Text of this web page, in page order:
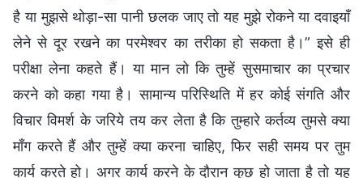
है या मुझसे थोड़ा-सा पानी छलक जाए तो यह मुझे रोकने या दवाइयाँ
लेने से दूर रखने का परमेश्वर का तरीका हो सकता है।” इसे ही
परीक्षा लेना कहते हैं। या मान लो कि तुम्हें सुसमाचार का प्रचार
करने को कहा गया है। सामान्य परिस्थिति में हर कोई संगति और
विचार विमर्श के जरिये तय कर लेता है कि तुम्हारे कर्तव्य तुमसे क्या
माँग करते हैं और तुम्हें क्या करना चाहिए, फिर सही समय पर तुम
कार्य करते हो। अगर कार्य करने के दौरान कुछ हो जाता है तो यह